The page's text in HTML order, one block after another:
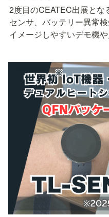
2度目のCEATEC出展と
センサ、バッテリー異常
イメージしやすいデモ機や